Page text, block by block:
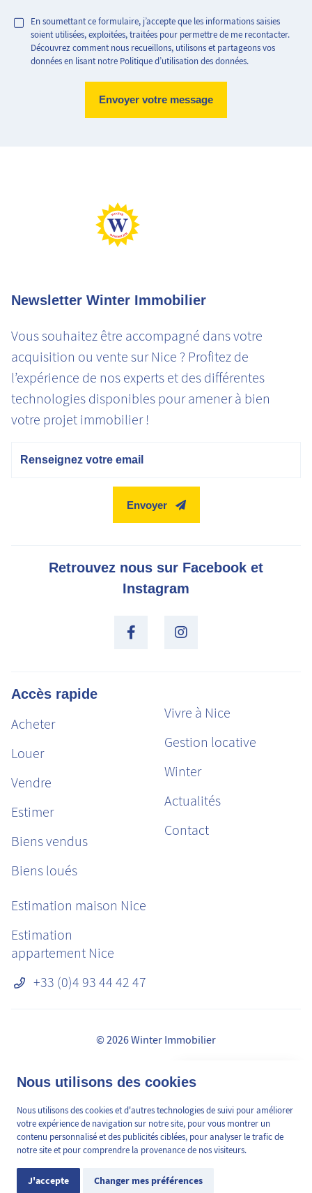
Nous utilisons des cookies
Nous utilisons des cookies et d'autres technologies de suivi pour améliorer
votre expérience de navigation sur notre site, pour vous montrer un
contenu personnalisé et des publicités ciblées, pour analyser le trafic de
notre site et pour comprendre la provenance de nos visiteurs.
J'accepte Changer mes préférences
En soumettant ce formulaire, j’accepte que les informations saisies
soient utilisées, exploitées, traitées pour permettre de me recontacter.
Découvrez comment nous recueillons, utilisons et partageons vos
données en lisant notre Politique d’utilisation des données.
Emission de CO2 très importantes
Newsletter Winter Immobilier
Vous souhaitez être accompagné dans votre
acquisition ou vente sur Nice ? Profitez de
l’expérience de nos experts et des différentes
technologies disponibles pour amener à bien
votre projet immobilier !
Envoyer
Retrouvez nous sur Facebook et
Instagram
Accès rapide
Acheter
Louer
Vendre
Estimer
Biens vendus
Biens loués
Vivre à Nice
Gestion locative
Winter
Actualités
Contact
Estimation maison Nice
Estimation
appartement Nice
+33 (0)4 93 44 42 47
© 2026 Winter Immobilier
Honoraires
Médiation de la consommation
Plan du site
Préférences des cookies
👋 Obtenez une pré-
valeur de votre bien, en 2
min, gratuitement.